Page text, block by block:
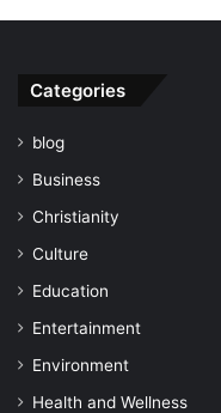
Categories
blog
Business
Christianity
Culture
Education
Entertainment
Environment
Health and Wellness